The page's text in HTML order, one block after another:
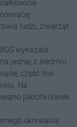
ludzi, zwierząt
wykazała
jednej z siedmiu
część linii
Na
jakichkolwiek
ukrywania